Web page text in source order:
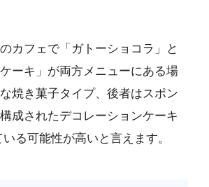
カフェで「ガトーショコラ」と
ケーキ」が両方メニューにある場
焼き菓子タイプ、後者はスポン
成されたデコレーションケーキ
る可能性が高いと言えます。